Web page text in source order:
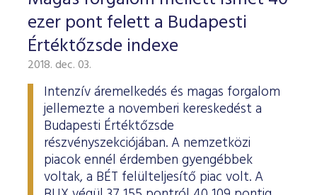
ESG Útmutató
ezer pont felett a Budapesti
Értéktőzsde indexe
2018. dec. 03.
Intenzív áremelkedés és magas forgalom
jellemezte a novemberi kereskedést a
Budapesti Értéktőzsde
részvényszekciójában. A nemzetközi
piacok ennél érdemben gyengébbek
voltak, a BÉT felülteljesítő piac volt. A